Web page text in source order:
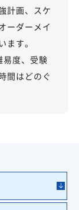
計画、スケ
ーダーメイ
す。
易度、受験
間はどのぐ